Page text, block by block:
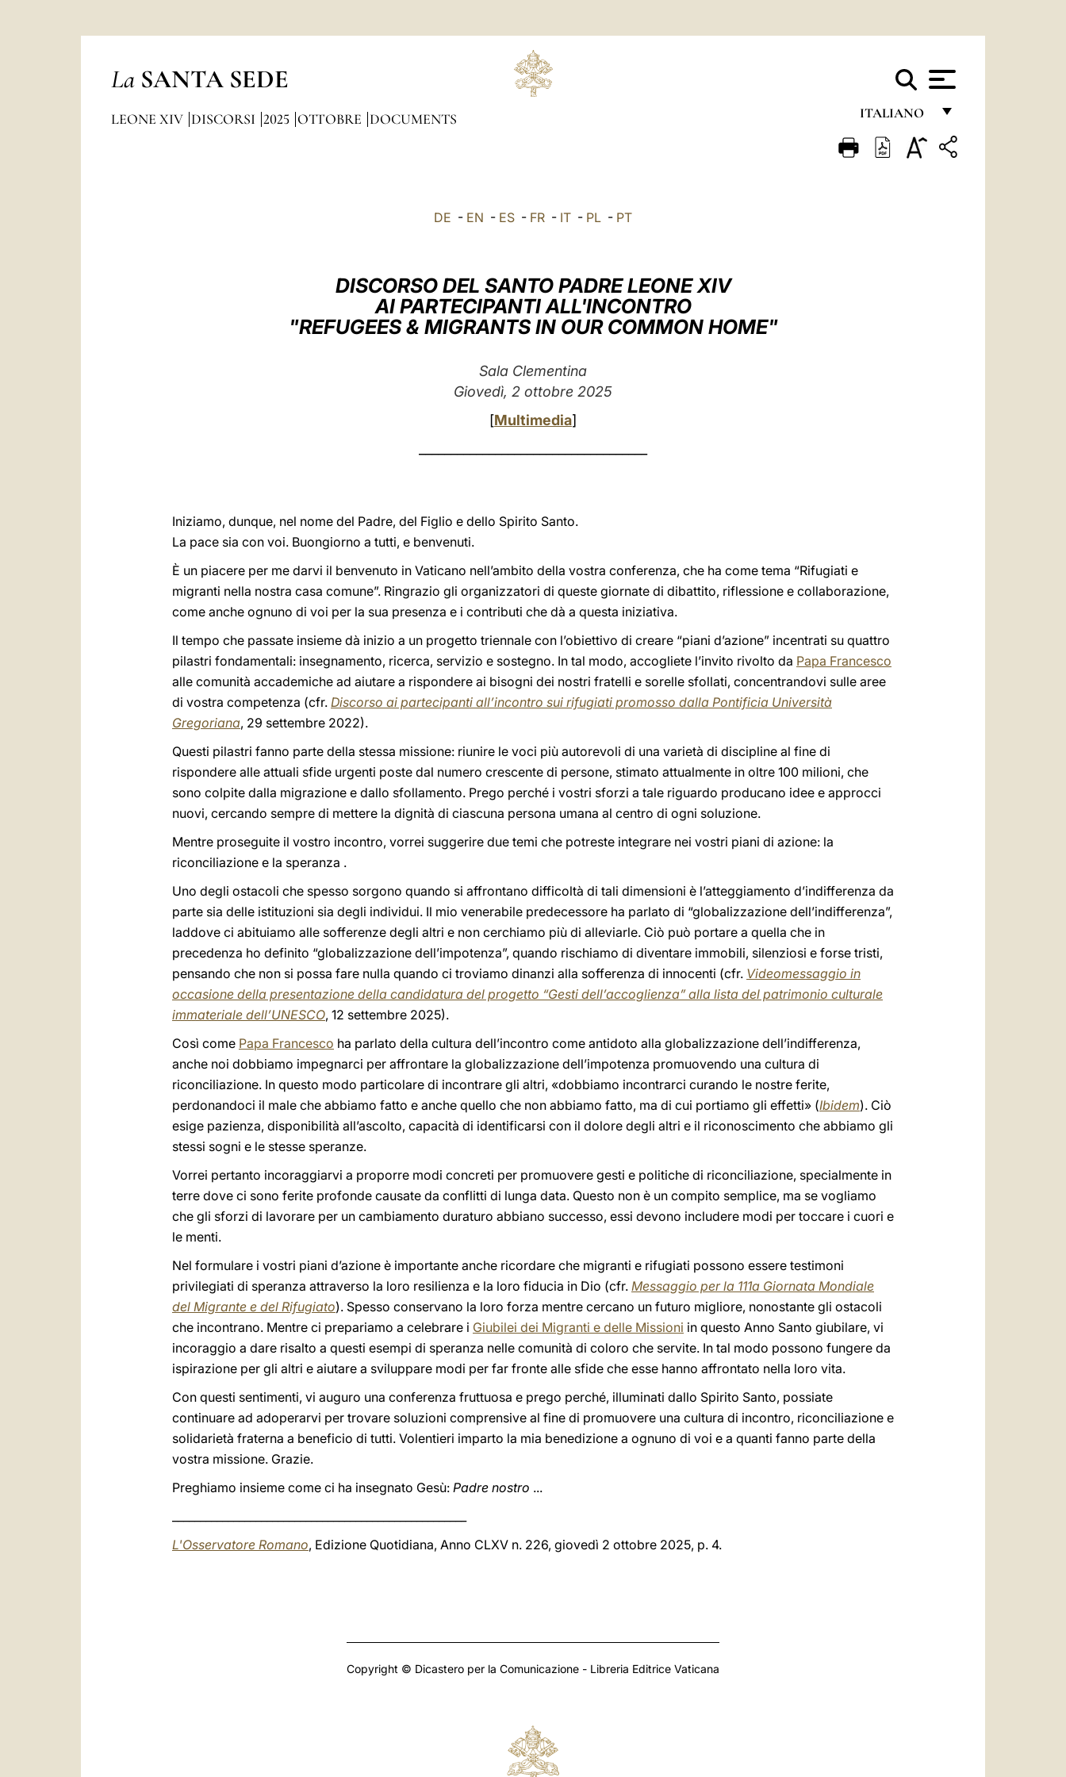
La SANTA SEDE
ITALIANO
FRANÇAIS
LEONE XIV DISCORSI 2025 OTTOBRE DOCUMENTS
DE - EN - ES - FR - IT - PL - PT
DISCORSO DEL SANTO PADRE LEONE XIV
AI PARTECIPANTI ALL'INCONTRO
"REFUGEES & MIGRANTS IN OUR COMMON HOME"
Sala Clementina
Giovedì, 2 ottobre 2025
[Multimedia]
Iniziamo, dunque, nel nome del Padre, del Figlio e dello Spirito Santo.
La pace sia con voi. Buongiorno a tutti, e benvenuti.
È un piacere per me darvi il benvenuto in Vaticano nell’ambito della vostra conferenza, che ha come tema “Rifugiati e
migranti nella nostra casa comune”. Ringrazio gli organizzatori di queste giornate di dibattito, riflessione e collaborazione,
come anche ognuno di voi per la sua presenza e i contributi che dà a questa iniziativa.
Il tempo che passate insieme dà inizio a un progetto triennale con l’obiettivo di creare “piani d’azione” incentrati su quattro
pilastri fondamentali: insegnamento, ricerca, servizio e sostegno. In tal modo, accogliete l’invito rivolto da Papa Francesco
alle comunità accademiche ad aiutare a rispondere ai bisogni dei nostri fratelli e sorelle sfollati, concentrandovi sulle aree
di vostra competenza (cfr. Discorso ai partecipanti all’incontro sui rifugiati promosso dalla Pontificia Università
Gregoriana, 29 settembre 2022).
Questi pilastri fanno parte della stessa missione: riunire le voci più autorevoli di una varietà di discipline al fine di
rispondere alle attuali sfide urgenti poste dal numero crescente di persone, stimato attualmente in oltre 100 milioni, che
sono colpite dalla migrazione e dallo sfollamento. Prego perché i vostri sforzi a tale riguardo producano idee e approcci
nuovi, cercando sempre di mettere la dignità di ciascuna persona umana al centro di ogni soluzione.
Mentre proseguite il vostro incontro, vorrei suggerire due temi che potreste integrare nei vostri piani di azione: la
riconciliazione e la speranza .
Uno degli ostacoli che spesso sorgono quando si affrontano difficoltà di tali dimensioni è l’atteggiamento d’indifferenza da
parte sia delle istituzioni sia degli individui. Il mio venerabile predecessore ha parlato di “globalizzazione dell’indifferenza”,
laddove ci abituiamo alle sofferenze degli altri e non cerchiamo più di alleviarle. Ciò può portare a quella che in
precedenza ho definito “globalizzazione dell’impotenza”, quando rischiamo di diventare immobili, silenziosi e forse tristi,
pensando che non si possa fare nulla quando ci troviamo dinanzi alla sofferenza di innocenti (cfr. Videomessaggio in
occasione della presentazione della candidatura del progetto “Gesti dell’accoglienza” alla lista del patrimonio culturale
immateriale dell’UNESCO, 12 settembre 2025).
Così come Papa Francesco ha parlato della cultura dell’incontro come antidoto alla globalizzazione dell’indifferenza,
anche noi dobbiamo impegnarci per affrontare la globalizzazione dell’impotenza promuovendo una cultura di
riconciliazione. In questo modo particolare di incontrare gli altri, «dobbiamo incontrarci curando le nostre ferite,
perdonandoci il male che abbiamo fatto e anche quello che non abbiamo fatto, ma di cui portiamo gli effetti» (Ibidem). Ciò
esige pazienza, disponibilità all’ascolto, capacità di identificarsi con il dolore degli altri e il riconoscimento che abbiamo gli
stessi sogni e le stesse speranze.
Vorrei pertanto incoraggiarvi a proporre modi concreti per promuovere gesti e politiche di riconciliazione, specialmente in
terre dove ci sono ferite profonde causate da conflitti di lunga data. Questo non è un compito semplice, ma se vogliamo
che gli sforzi di lavorare per un cambiamento duraturo abbiano successo, essi devono includere modi per toccare i cuori e
le menti.
Nel formulare i vostri piani d’azione è importante anche ricordare che migranti e rifugiati possono essere testimoni
privilegiati di speranza attraverso la loro resilienza e la loro fiducia in Dio (cfr. Messaggio per la 111a Giornata Mondiale
del Migrante e del Rifugiato). Spesso conservano la loro forza mentre cercano un futuro migliore, nonostante gli ostacoli
che incontrano. Mentre ci prepariamo a celebrare i Giubilei dei Migranti e delle Missioni in questo Anno Santo giubilare, vi
incoraggio a dare risalto a questi esempi di speranza nelle comunità di coloro che servite. In tal modo possono fungere da
ispirazione per gli altri e aiutare a sviluppare modi per far fronte alle sfide che esse hanno affrontato nella loro vita.
Con questi sentimenti, vi auguro una conferenza fruttuosa e prego perché, illuminati dallo Spirito Santo, possiate
continuare ad adoperarvi per trovare soluzioni comprensive al fine di promuovere una cultura di incontro, riconciliazione e
solidarietà fraterna a beneficio di tutti. Volentieri imparto la mia benedizione a ognuno di voi e a quanti fanno parte della
vostra missione. Grazie.
Preghiamo insieme come ci ha insegnato Gesù: Padre nostro ...
L'Osservatore Romano, Edizione Quotidiana, Anno CLXV n. 226, giovedì 2 ottobre 2025, p. 4.
Copyright © Dicastero per la Comunicazione - Libreria Editrice Vaticana